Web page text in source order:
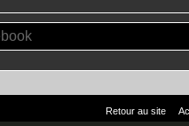
Retour au site